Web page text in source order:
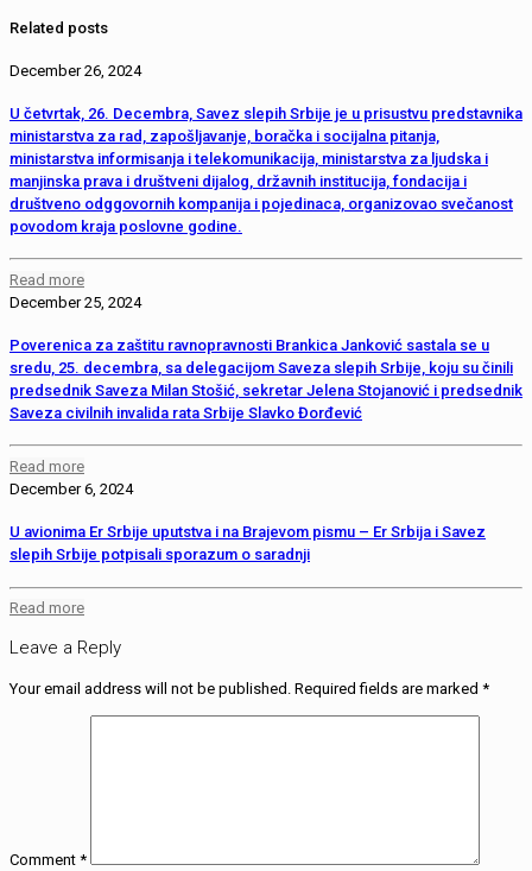
Related posts
December 26, 2024
U četvrtak, 26. Decembra, Savez slepih Srbije je u prisustvu predstavnika
ministarstva za rad, zapošljavanje, boračka i socijalna pitanja,
ministarstva informisanja i telekomunikacija, ministarstva za ljudska i
manjinska prava i društveni dijalog, državnih institucija, fondacija i
društveno odggovornih kompanija i pojedinaca, organizovao svečanost
povodom kraja poslovne godine.
Read more
December 25, 2024
Poverenica za zaštitu ravnopravnosti Brankica Janković sastala se u
sredu, 25. decembra, sa delegacijom Saveza slepih Srbije, koju su činili
predsednik Saveza Milan Stošić, sekretar Jelena Stojanović i predsednik
Saveza civilnih invalida rata Srbije Slavko Đorđević
Read more
December 6, 2024
U avionima Er Srbije uputstva i na Brajevom pismu – Er Srbija i Savez
slepih Srbije potpisali sporazum o saradnji
Read more
Leave a Reply
Your email address will not be published. Required fields are marked *
Comment *